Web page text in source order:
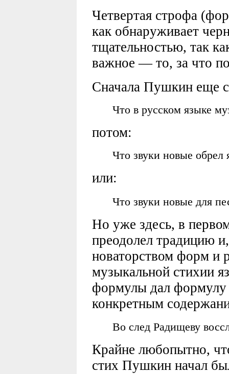
Четвертая строфа
как обнаруживает
тщательностью, так
важное — то, за что
Сначала Пушкин еще
Что в русском языке
потом:
Что звуки новые обрел
или:
Что звуки новые для
Но уже здесь, в
преодолел традицию
новаторством форм и
музыкальной стихии
формулы дал
конкретным
Во след Радищеву
Крайне любопытно,
стих Пушкин начал